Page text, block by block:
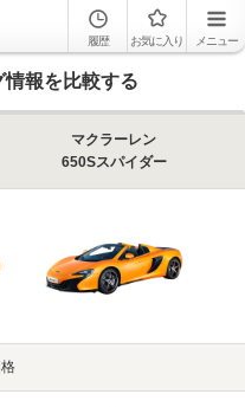
履歴 お気に入り メニュー
報を比較する
マクラーレン
650Sスパイダー